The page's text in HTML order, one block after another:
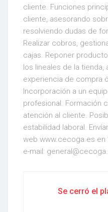
cliente. Funciones
cliente, asesorando
resolviendo dudas de
Realizar cobros,
cajas. Reponer
los lineales de la tienda,
experiencia de compra
Incorporación a un
profesional. Formación
atención al cliente.
estabilidad laboral.
web www.cecoga.es en
e-mail:
Se cerró el